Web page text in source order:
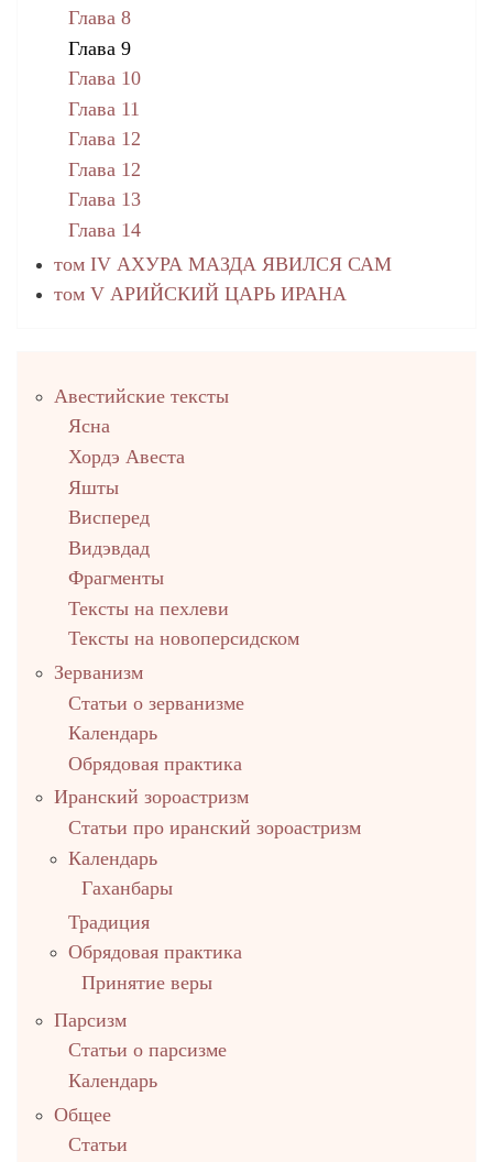
Глава 8
Глава 9
Глава 10
Глава 11
Глава 12
Глава 12
Глава 13
Глава 14
том IV АХУРА МАЗДА ЯВИЛСЯ САМ
том V АРИЙСКИЙ ЦАРЬ ИРАНА
столбец
Авестийские тексты
Ясна
Хордэ Авеста
Яшты
Висперед
Видэвдад
Фрагменты
Тексты на пехлеви
Тексты на новоперсидском
Зерванизм
Статьи о зерванизме
Календарь
Обрядовая практика
Иранский зороастризм
Статьи про иранский зороастризм
Календарь
Гаханбары
Традиция
Обрядовая практика
Принятие веры
Парсизм
Статьи о парсизме
Календарь
Общее
Статьи